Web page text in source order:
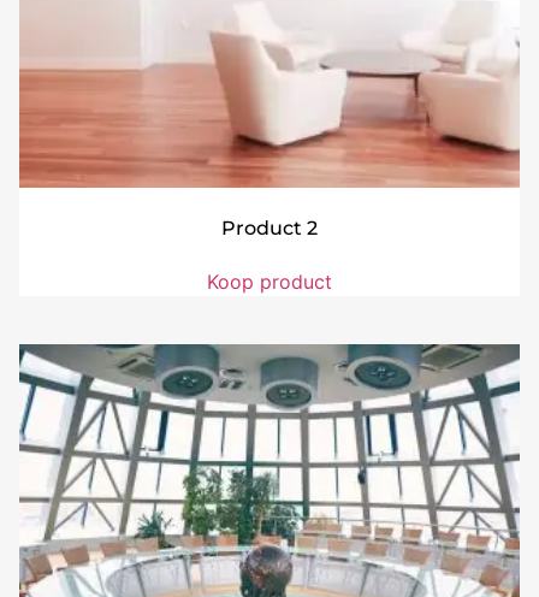
Product 2
Koop product